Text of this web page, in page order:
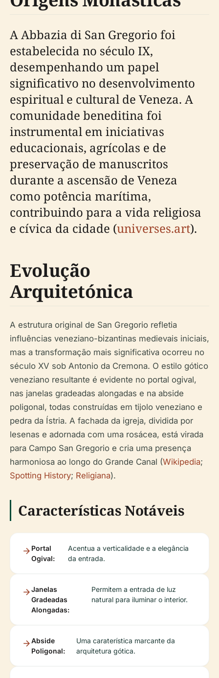
A Abbazia di San Gregorio foi
estabelecida no século IX,
desempenhando um papel
significativo no desenvolvimento
espiritual e cultural de Veneza. A
comunidade beneditina foi
instrumental em iniciativas
educacionais, agrícolas e de
preservação de manuscritos
durante a ascensão de Veneza
como potência marítima,
contribuindo para a vida religiosa
e cívica da cidade (universes.art).
Evolução
Arquitetónica
A estrutura original de San Gregorio refletia
influências veneziano-bizantinas medievais iniciais,
mas a transformação mais significativa ocorreu no
século XV sob Antonio da Cremona. O estilo gótico
veneziano resultante é evidente no portal ogival,
nas janelas gradeadas alongadas e na abside
poligonal, todas construídas em tijolo veneziano e
pedra da Ístria. A fachada da igreja, dividida por
lesenas e adornada com uma rosácea, está virada
para Campo San Gregorio e cria uma presença
harmoniosa ao longo do Grande Canal (Wikipedia;
Spotting History; Religiana).
Características Notáveis
Portal
Ogival:
Acentua a verticalidade e a elegância
da entrada.
Janelas
Gradeadas
Alongadas:
Permitem a entrada de luz
natural para iluminar o interior.
Abside
Poligonal:
Uma caraterística marcante da
arquitetura gótica.